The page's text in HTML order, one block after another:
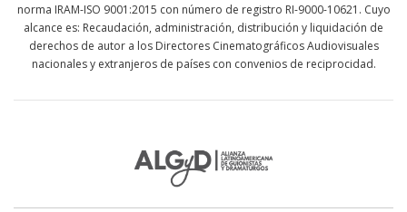
norma IRAM-ISO 9001:2015 con número de registro RI-9000-10621. Cuyo
alcance es: Recaudación, administración, distribución y liquidación de
derechos de autor a los Directores Cinematográficos Audiovisuales
nacionales y extranjeros de países con convenios de reciprocidad.